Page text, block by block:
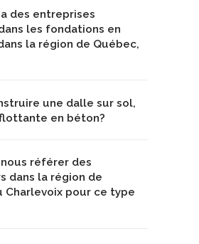
des entreprises
les fondations en
la région de Québec,
une dalle sur sol,
en béton?
référer des
dans la région de
Charlevoix pour ce type